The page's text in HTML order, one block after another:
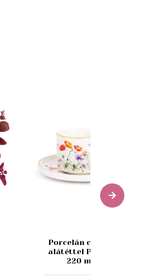
Porcelán csésze
alátéttel Pipacs
220 ml